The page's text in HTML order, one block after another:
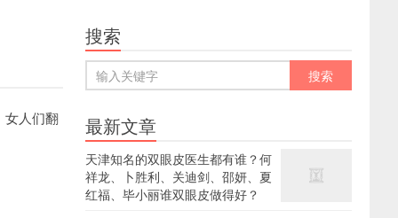
女人们翻
搜索
最新文章
天津知名的双眼皮医生都有谁？何
祥龙、卜胜利、关迪剑、邵妍、夏
红福、毕小丽谁双眼皮做得好？